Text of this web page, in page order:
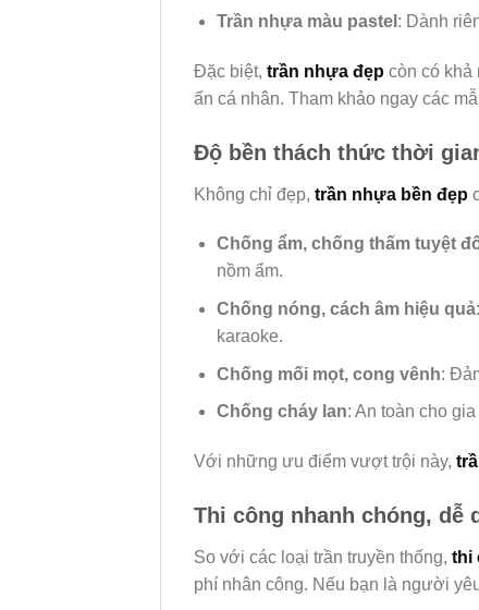
Trần nhựa màu pastel : Dành
Đặc biệt, trần nhựa đẹp còn có khả
ấn cá nhân. Tham khảo ngay các
Độ bền thách thức thời
Không chỉ đẹp, trần nhựa bền đẹp
Chống ẩm, chống thấm tuyệt
nồm ẩm.
Chống nóng, cách âm hiệu quả
karaoke.
Chống mối mọt, cong vênh:
Chống cháy lan: An toàn cho
Với những ưu điểm vượt trội này,
Thi công nhanh chóng, dễ
So với các loại trần truyền thống, thi
phí nhân công. Nếu bạn là người